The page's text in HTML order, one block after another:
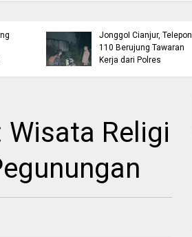
Jonggol Cianjur, Telepon
110 Berujung Tawaran
Kerja dari Polres
Religi